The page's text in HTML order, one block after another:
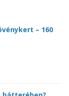
– 160